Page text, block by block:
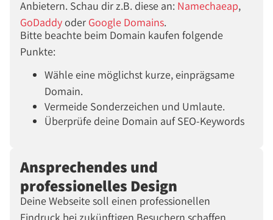
Anbietern. Schau dir z.B. diese an: Namechaeap,
GoDaddyoder Google Domains.
Bitte beachte beim Domain kaufen folgende
Punkte:
Wähle eine möglichst kurze, einprägsame
Domain.
Vermeide Sonderzeichen und Umlaute.
Überprüfe deine Domain auf SEO-Keywords
Ansprechendes und
professionelles Design
Deine Webseite soll einen professionellen
Eindruck bei zukünftigen Besuchern schaffen.